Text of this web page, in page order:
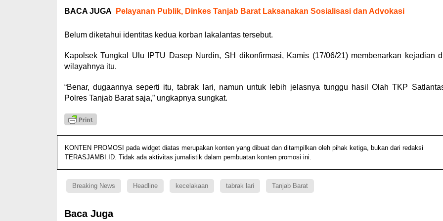
BACA JUGA Pelayanan Publik, Dinkes Tanjab Barat Laksanakan Sosialisasi dan Advokasi
Belum diketahui identitas kedua korban lakalantas tersebut.
Kapolsek Tungkal Ulu IPTU Dasep Nurdin, SH dikonfirmasi, Kamis (17/06/21) membenarkan kejadian
wilayahnya itu.
“Benar, dugaannya seperti itu, tabrak lari, namun untuk lebih jelasnya tunggu hasil Olah TKP
Polres Tanjab Barat saja,” ungkapnya sungkat.
KONTEN PROMOSI pada widget diatas merupakan konten yang dibuat dan ditampilkan oleh pihak ketiga, bukan dari redaksi
TERASJAMBI.ID. Tidak ada aktivitas jurnalistik dalam pembuatan konten promosi ini.
Breaking News Headline kecelakaan tabrak lari Tanjab Barat
Baca Juga